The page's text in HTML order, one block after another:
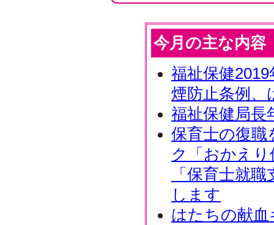
今月の主な内容
福祉保健
煙防止条例、
福祉保健局長
保育士の復職
ク「おかえ
「保育士就
します
はたちの献